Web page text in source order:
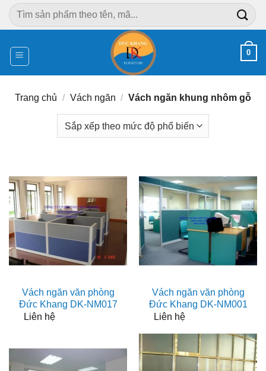
Chuyển
đến
dung
Tìm
kiếm:
0
Trang chủ / Vách ngăn / Vách ngăn khung nhôm gỗ
Vách ngăn văn phòng
Đức Khang DK-NM017
Liên hệ
Vách ngăn văn phòng
Đức Khang DK-NM001
Liên hệ